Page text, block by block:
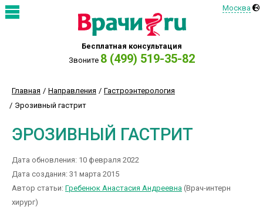
Бесплатная консультация
Звоните 8 (499) 519-35-82
Москва
Главная Направления
Гастроэнтерология
Эрозивный гастрит
ЭРОЗИВНЫЙ ГАСТРИТ
Дата обновления: 10 февраля 2022
Дата создания: 31 марта 2015
Автор статьи: Гребенюк Анастасия Андреевна (Врач-интерн
хирург)